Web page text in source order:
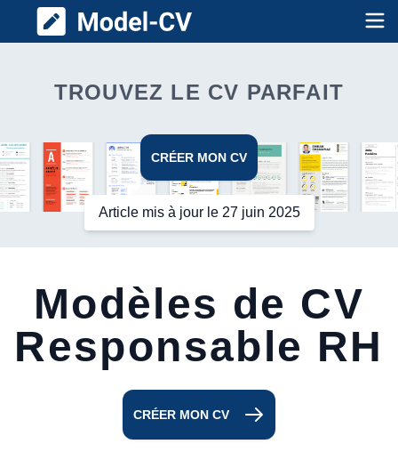
Model CV
TROUVEZ LE CV PARFAIT
CRÉER MON CV
Article mis à jour le 27 juin 2025
Modèles de CV
Responsable RH
CRÉER MON CV